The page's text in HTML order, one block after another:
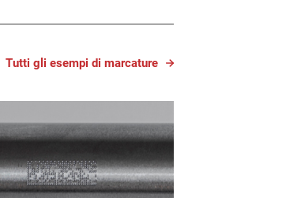
Tutti gli esempi di marcature